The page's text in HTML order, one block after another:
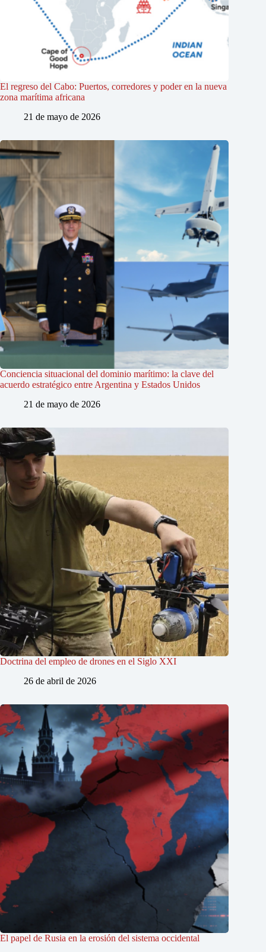
El regreso del Cabo: Puertos, corredores y poder en la nueva
zona marítima africana
21 de mayo de 2026
Conciencia situacional del dominio marítimo: la clave del
acuerdo estratégico entre Argentina y Estados Unidos
21 de mayo de 2026
Doctrina del empleo de drones en el Siglo XXI
26 de abril de 2026
El papel de Rusia en la erosión del sistema occidental